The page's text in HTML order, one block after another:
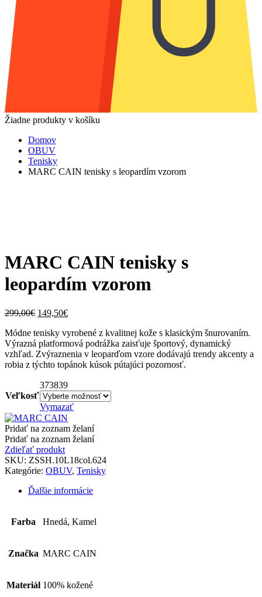
Žiadne produkty v košíku
Domov
OBUV
Tenisky
MARC CAIN tenisky s leopardím vzorom
MARC CAIN tenisky s
leopardím vzorom
299,00€ Original
was:
299,00€.
149,50€Current
is:
149,50€.
Módne tenisky vyrobené z kvalitnej kože s klasickým šnurovaním.
Výrazná platformová podrážka zaisťuje športový, dynamický
vzhľad. Zvýraznenia v leoparďom vzore dodávajú trendy akcenty a
robia z týchto topánok kúsok pútajúci pozornosť.
Veľkosť
373839
Vymazať
Pridať na zoznam želaní
Pridať na zoznam želaní
Zdieľať produkt
SKU: ZSSH.10L18col.624
Kategórie: OBUV, Tenisky
Ďalšie informácie
Farba Hnedá, Kamel
Značka MARC CAIN
Materiál 100% kožené